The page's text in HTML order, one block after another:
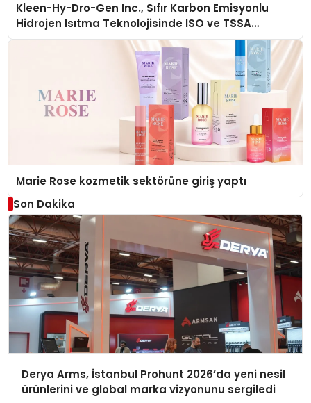
Kleen-Hy-Dro-Gen Inc., Sıfır Karbon Emisyonlu
Hidrojen Isıtma Teknolojisinde ISO ve TSSA
Düzenleyici Onaylarını Aldı
Marie Rose kozmetik sektörüne giriş yaptı
Son Dakika
Derya Arms, İstanbul Prohunt 2026’da yeni nesil
ürünlerini ve global marka vizyonunu sergiledi